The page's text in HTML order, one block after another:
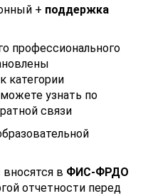
+ поддержка
профессионального
категории
узнать по
связи
в ФИС-ФРДО
отчетности перед